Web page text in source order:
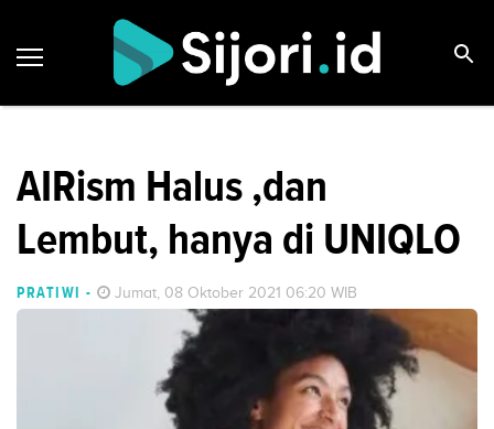
AIRism Halus ,dan
Lembut, hanya di UNIQLO
PRATIWI - Jumat, 08 Oktober 2021 06:20 WIB